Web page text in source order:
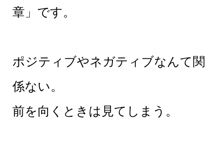
章」です。
ポジティブやネガティブなんて関
係ない。
前を向くときは見てしまう。